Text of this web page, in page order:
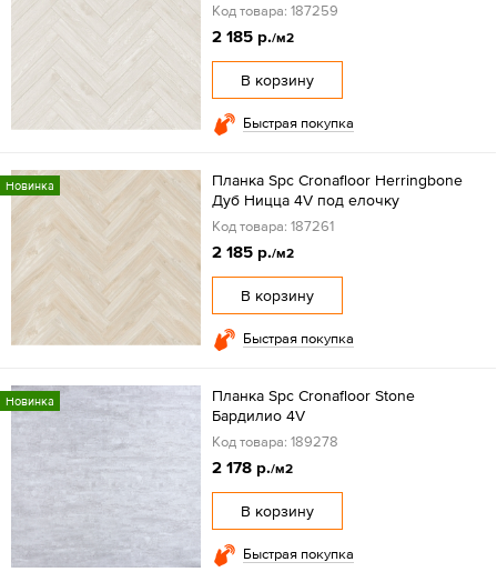
Код товара: 187259
2 185 р./м2
В корзину
Быстрая покупка
Новинка
Планка Spc Cronafloor Herringbone
Дуб Ницца 4V под елочку
Код товара: 187261
2 185 р./м2
В корзину
Быстрая покупка
Новинка
Планка Spc Cronafloor Stone
Бардилио 4V
Код товара: 189278
2 178 р./м2
В корзину
Быстрая покупка